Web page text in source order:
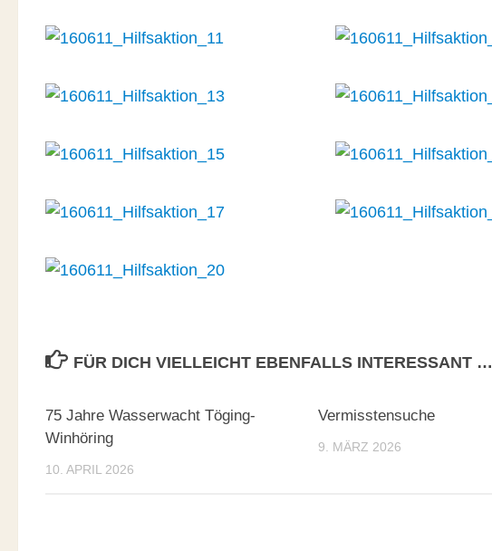
FÜR DICH VIELLEICHT EBENFALLS INTERESSANT …
75 Jahre Wasserwacht Töging-
Winhöring
10. APRIL 2026
Vermisstensuche
9. MÄRZ 2026